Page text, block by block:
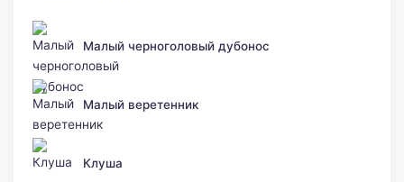
Малый черноголовый дубонос
Малый веретенник
Клуша